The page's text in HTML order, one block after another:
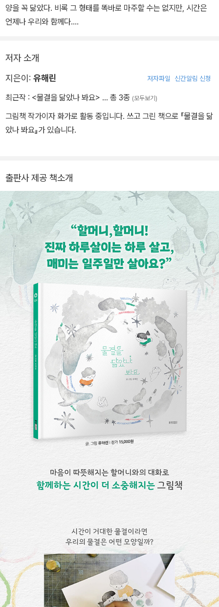
양을 꼭 닮았다. 비록 그 형태를 똑바로 마주할 수는 없지만, 시간은
언제나 우리와 함께다.
대해 다정하게 이야기하는 작품이다. 하루를 사는 하루살이의 시간, 1
0년을 사는 토끼의 시간, 그리고 언제가 끝인지 알 수 없지만 유한한
양으로 흘러간다.
시간이라는 거대한 물결 속에서 우리의 물결을 어떤 모양일까? 하루
저자 소개
지은이: 유해린 저자파일 신간알림 신청
최근작 : <물결을 닮았나 봐요> … 총 3종 (모두보기)
그림책 작가이자 화가로 활동 중입니다. 쓰고 그린 책으로 『물결을 닮
았나 봐요』가 있습니다.
출판사 제공 책소개